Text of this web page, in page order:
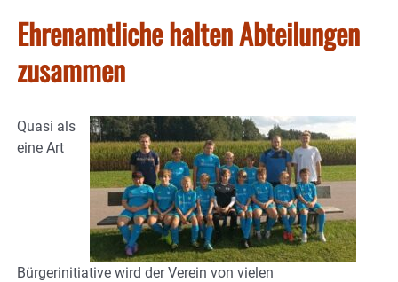
Ehrenamtliche halten Abteilungen
zusammen
Quasi als
eine Art
Bürgerinitiative wird der Verein von vielen